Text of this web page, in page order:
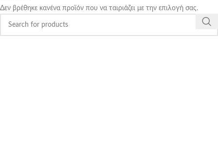
Δεν βρέθηκε κανένα προϊόν που να ταιριάζει με την επιλογή σας.